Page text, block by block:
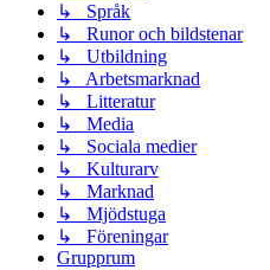
↳ Språk
↳ Runor och bildstenar
↳ Utbildning
↳ Arbetsmarknad
↳ Litteratur
↳ Media
↳ Sociala medier
↳ Kulturarv
↳ Marknad
↳ Mjödstuga
↳ Föreningar
Grupprum